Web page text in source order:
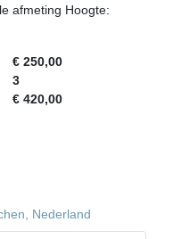
afmeting Hoogte:
€ 250,00
3
€ 420,00
Nederland